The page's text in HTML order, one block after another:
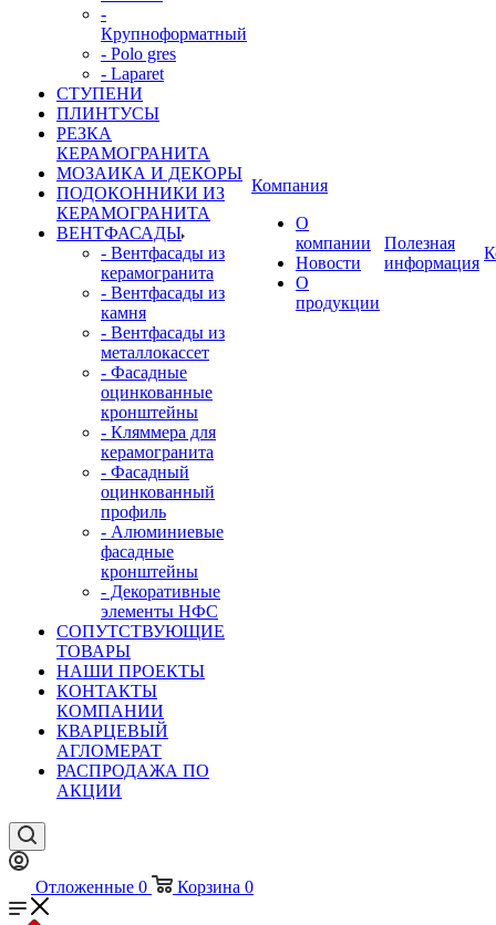
-
Крупноформатный
- Polo gres
- Laparet
СТУПЕНИ
ПЛИНТУСЫ
РЕЗКА
КЕРАМОГРАНИТА
МОЗАИКА И ДЕКОРЫ
ПОДОКОННИКИ ИЗ
КЕРАМОГРАНИТА
ВЕНТФАСАДЫ
- Вентфасады из
керамогранита
- Вентфасады из
камня
- Вентфасады из
металлокассет
- Фасадные
оцинкованные
кронштейны
- Кляммера для
керамогранита
- Фасадный
оцинкованный
профиль
- Алюминиевые
фасадные
кронштейны
- Декоративные
элементы НФС
СОПУТСТВУЮЩИЕ
ТОВАРЫ
НАШИ ПРОЕКТЫ
КОНТАКТЫ
КОМПАНИИ
КВАРЦЕВЫЙ
АГЛОМЕРАТ
РАСПРОДАЖА ПО
АКЦИИ
Компания
О
компании
Новости
О
продукции
Полезная
информация
Отложенные 0 Корзина 0